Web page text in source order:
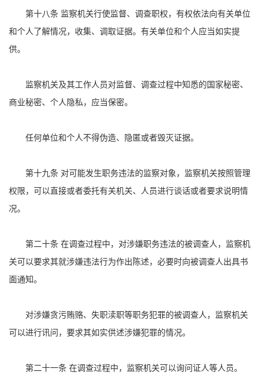
第十八条 监察机关行使监督、调查职权，有权依法向有关单位
和个人了解情况，收集、调取证据。有关单位和个人应当如实提
供。
监察机关及其工作人员对监督、调查过程中知悉的国家秘密、
商业秘密、个人隐私，应当保密。
任何单位和个人不得伪造、隐匿或者毁灭证据。
第十九条 对可能发生职务违法的监察对象，监察机关按照管理
权限，可以直接或者委托有关机关、人员进行谈话或者要求说明情
况。
第二十条 在调查过程中，对涉嫌职务违法的被调查人，监察机
关可以要求其就涉嫌违法行为作出陈述，必要时向被调查人出具书
面通知。
对涉嫌贪污贿赂、失职渎职等职务犯罪的被调查人，监察机关
可以进行讯问，要求其如实供述涉嫌犯罪的情况。
第二十一条 在调查过程中，监察机关可以询问证人等人员。